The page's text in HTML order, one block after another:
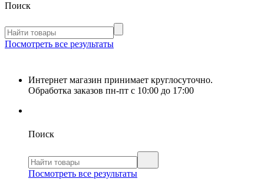
Поиск
Посмотреть все результаты
Интернет магазин принимает круглосуточно.
Обработка заказов пн-пт с 10:00 до 17:00
Поиск
Посмотреть все результаты